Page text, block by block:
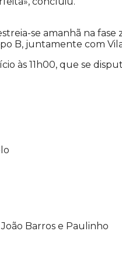
se amanhã na
B, juntamente com
às 11h00, que se
Barros e Paulinho